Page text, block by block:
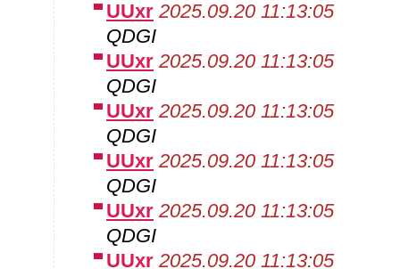
UUxr 2025.09.20 11:13:05
QDGI
UUxr 2025.09.20 11:13:05
QDGI
UUxr 2025.09.20 11:13:05
QDGI
UUxr 2025.09.20 11:13:05
QDGI
UUxr 2025.09.20 11:13:05
QDGI
UUxr 2025.09.20 11:13:05